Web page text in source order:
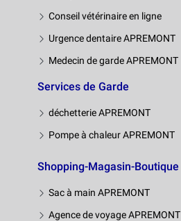
Conseil vétérinaire en ligne
Urgence dentaire APREMONT
Medecin de garde APREMONT
Services de Garde
déchetterie APREMONT
Pompe à chaleur APREMONT
Shopping-Magasin-Boutique
Sac à main APREMONT
Agence de voyage APREMONT